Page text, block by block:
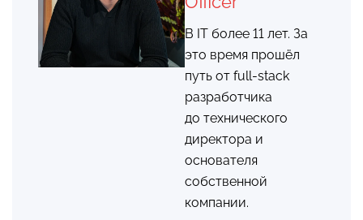
В IT более 11 лет. За
это время прошёл
путь от full-stack
разработчика
до технического
директора и
основателя
собственной
компании.